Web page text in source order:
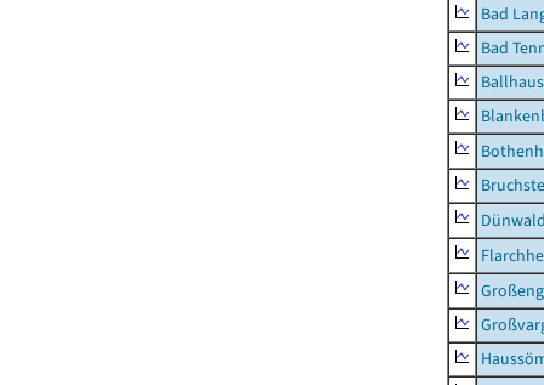
Bad
Bad